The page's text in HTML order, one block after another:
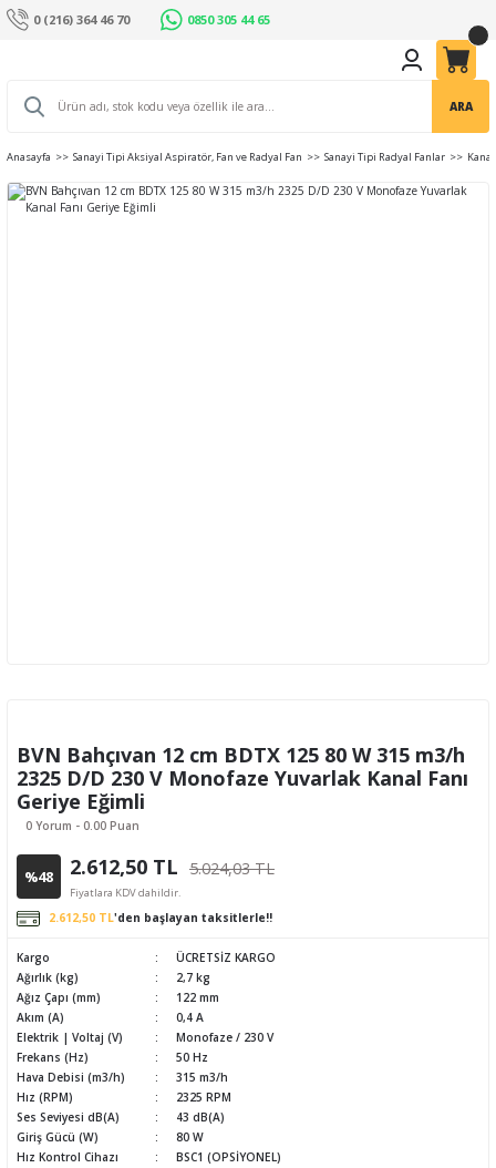
0 (216) 364 46 70 0850 305 44 65
ARA
Anasayfa Sanayi Tipi Aksiyal Aspiratör, Fan ve Radyal Fan Sanayi Tipi Radyal Fanlar
BVN Bahçıvan 12 cm BDTX 125 80 W 315 m3/h
2325 D/D 230 V Monofaze Yuvarlak Kanal Fanı
Geriye Eğimli
0 Yorum - 0.00 Puan
%48 2.612,50 TL 5.024,03 TL
Fiyatlara KDV dahildir.
2.612,50 TL'den başlayan taksitlerle!!
Kargo
ÜCRETSİZ KARGO
Ağırlık (kg)
2,7 kg
Ağız Çapı (mm)
122 mm
Akım (A)
0,4 A
Elektrik | Voltaj (V)
Monofaze / 230 V
Frekans (Hz)
50 Hz
Hava Debisi (m3/h)
315 m3/h
Hız (RPM)
2325 RPM
Ses Seviyesi dB(A)
43 dB(A)
Giriş Gücü (W)
80 W
Hız Kontrol Cihazı
BSC1 (OPSİYONEL)